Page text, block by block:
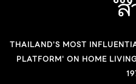
ศึกษาและเตรียมความพร้อม ส่
ยไลท์ด้านบน ช่วยให้บรรยาก
อเนกประสงค์ที่ให้ความรู้สึก
สัมพันธ์ของทุกคนในครอบค
THAILAND'S MOST
PLATFORM' ON HOME